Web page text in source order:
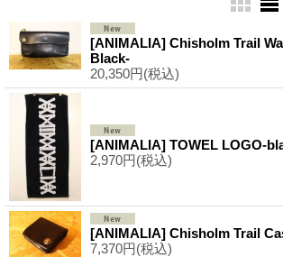
[ANIMALIA] Chisholm Trail
Black-
20,350円(税込)
[ANIMALIA] TOWEL LOGO-
2,970円(税込)
[ANIMALIA] Chisholm Trail
7,370円(税込)